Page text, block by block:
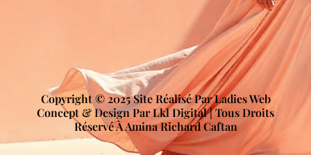
Copyright © 2025 Site Réalisé Par Ladies Web
Concept & Design Par Lkl Digital | Tous Droits
Réservé À Amina Richard Caftan